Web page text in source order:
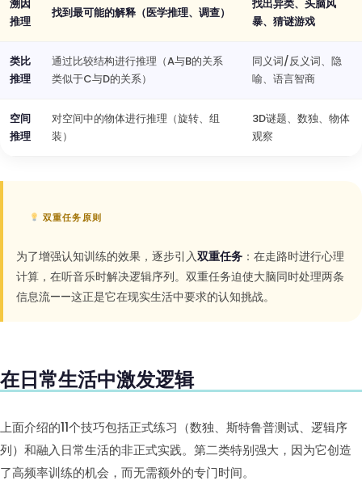
溯因
推理
找到最可能的解释（医学推理、调查）
找出异类、头脑风
暴、猜谜游戏
类比
推理
通过比较结构进行推理（A与B的关系
类似于C与D的关系）
同义词/反义词、隐
喻、语言智商
空间
推理
对空间中的物体进行推理（旋转、组
装）
3D谜题、数独、物体
观察
双重任务原则
为了增强认知训练的效果，逐步引入双重任务 ：在走路时进行心理
计算，在听音乐时解决逻辑序列。双重任务迫使大脑同时处理两条
信息流——这正是它在现实生活中要求的认知挑战。
在日常生活中激发逻辑
上面介绍的11个技巧包括正式练习（数独、斯特鲁普测试、逻辑序
列）和融入日常生活的非正式实践。第二类特别强大，因为它创造
了高频率训练的机会，而无需额外的专门时间。